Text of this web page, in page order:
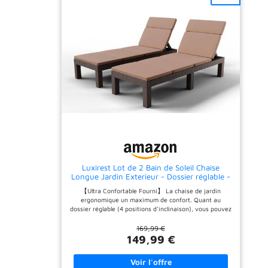
extérieur
Matériaux
haute longévité : mobilier
de jardin à châssis en acier
robuste (revêtement
poudre) ; résistant aux
rayures et à l'usure ; pour
design rectiligne & au
tressage en polyrotin
tendance ; aspect moderne
& élégant ; très estéhtique
dans tout espace extérieur
Entretien facile : coin
lounge en matériau facile
d'entretien ; le polyrotin se
chiffon humide ; plateau en
verre facile à nettoyer ;
polyester robuste
trempé, le salon MADRID
apporte modernité et
design ! Dimensions table :
L. 190 x l. 80 x H. 73 cm -
Dimensions chaise : L. 51.5
x l. 68 x H. 84 cm
Luxirest Lot de 2 Bain de Soleil Chaise
Longue Jardin Exterieur - Dossier réglable -
avec Coussin
【Ultra Confortable Fourni】 La chaise de jardin
ergonomique un maximum de confort. Quant au
dossier réglable (4 positions d'inclinaison), vous pouvez
【IDÉAL POUR DIVERSES OCCASIONS】La chaise
longue jardin extérieur est parfaite pour votre terrasse
extérieure, votre porche, votre jardin, votre piscine,
votre jardin, votre terrasse de toute taille et tout autre
espace avec suffisamment d'espace, ce qui vous
169,99 €
149,99 €